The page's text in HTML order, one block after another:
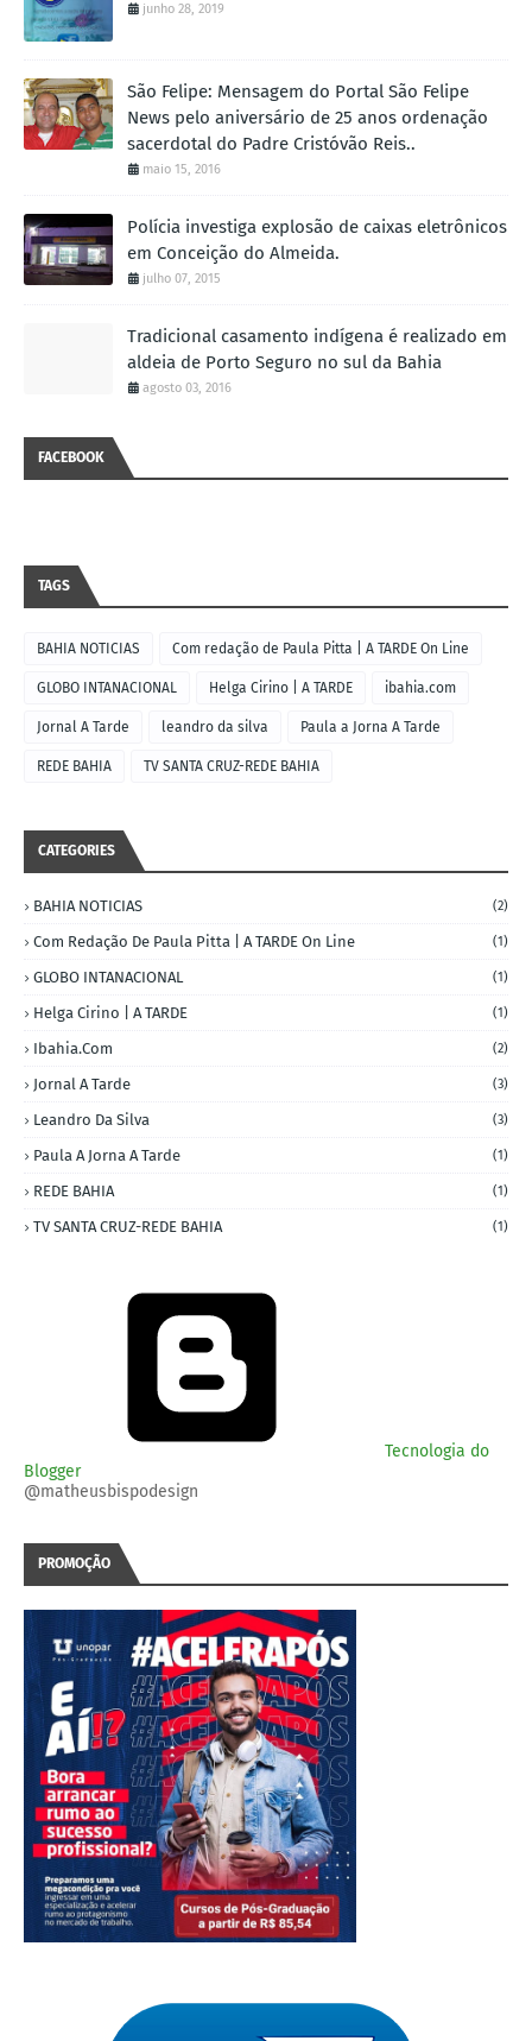
junho 28, 2019
São Felipe: Mensagem do Portal São Felipe
News pelo aniversário de 25 anos ordenação
sacerdotal do Padre Cristóvão Reis..
maio 15, 2016
Polícia investiga explosão de caixas eletrônicos
em Conceição do Almeida.
julho 07, 2015
Tradicional casamento indígena é realizado em
aldeia de Porto Seguro no sul da Bahia
agosto 03, 2016
FACEBOOK
TAGS
BAHIA NOTICIAS Com redação de Paula Pitta | A TARDE On Line
GLOBO INTANACIONAL Helga Cirino | A TARDE ibahia.com
Jornal A Tarde leandro da silva Paula a Jorna A Tarde
REDE BAHIA TV SANTA CRUZ-REDE BAHIA
CATEGORIES
BAHIA NOTICIAS (2)
Com Redação De Paula Pitta | A TARDE On Line (1)
GLOBO INTANACIONAL (1)
Helga Cirino | A TARDE (1)
Ibahia.com (2)
Jornal A Tarde (3)
Leandro Da Silva (3)
Paula A Jorna A Tarde (1)
REDE BAHIA (1)
TV SANTA CRUZ-REDE BAHIA (1)
Tecnologia do
Blogger
@matheusbispodesign
PROMOÇÃO